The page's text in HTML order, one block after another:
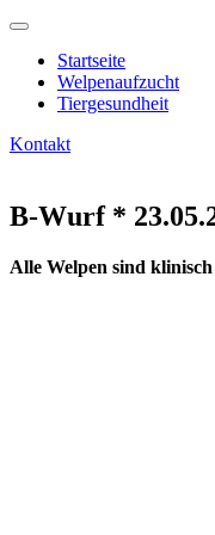
Startseite
Welpenaufzucht
Tiergesundheit
Kontakt
B-Wurf *
Alle Welpen sind